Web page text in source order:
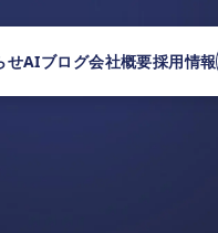
せAIブログ会社概要採用情報